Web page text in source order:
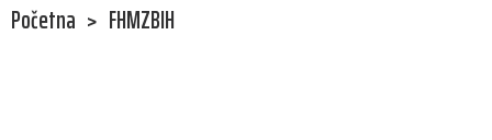
Početna > FHMZBIH